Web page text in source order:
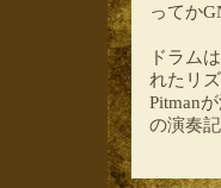
ってか
ドラム
れたリ
Pitman
の演奏